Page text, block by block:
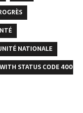
NATIONALE
STATUS CODE 400